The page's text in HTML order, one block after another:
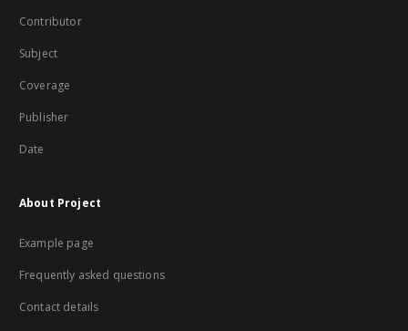
Contributor
Subject
Coverage
Publisher
Date
About Project
Example page
Frequently asked questions
Contact details